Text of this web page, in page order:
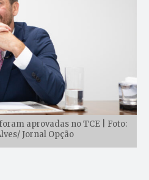
aprovadas no TCE | Foto:
Jornal Opção